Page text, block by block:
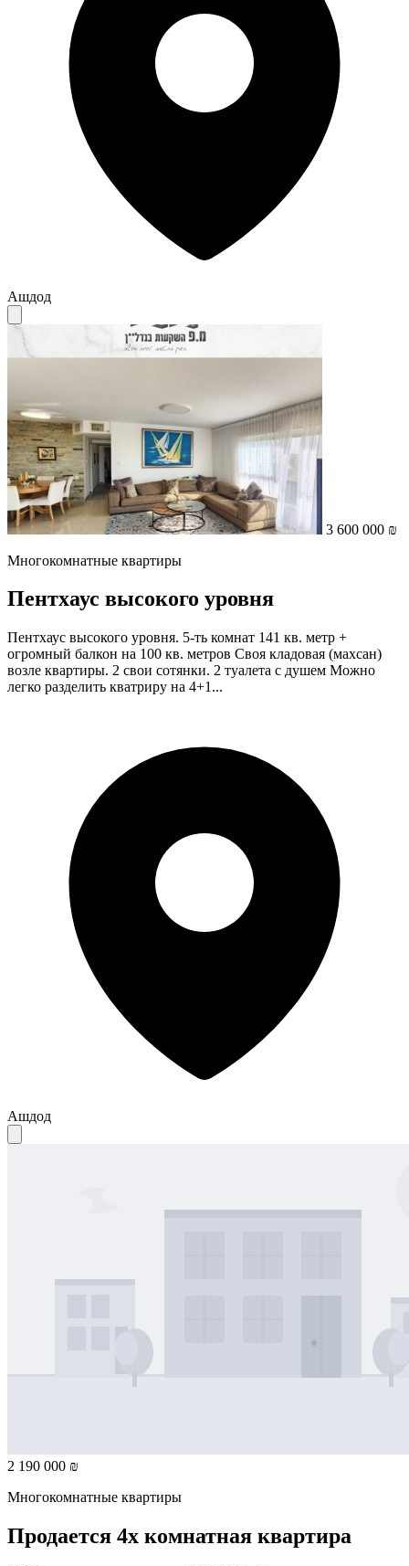
Ашдод
3 600 000 ₪
Многокомнатные квартиры
Пентхаус высокого уровня
Пентхаус высокого уровня. 5-ть комнат 141 кв. метр +
огромный балкон на 100 кв. метров Своя кладовая (махсан)
возле квартиры. 2 свои сотянки. 2 туалета с душем Можно
легко разделить кватриру на 4+1...
Ашдод
2 190 000 ₪
Многокомнатные квартиры
Продается 4х комнатная квартира